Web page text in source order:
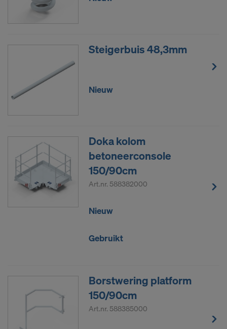
Steigerbuis 48,3mm
Nieuw
Doka kolom
betoneerconsole
150/90cm
Art.nr. 588382000
Nieuw
Gebruikt
Borstwering platform
150/90cm
Art.nr. 588385000